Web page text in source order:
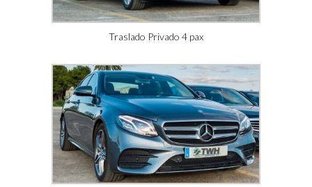
Traslado Privado 4 pax